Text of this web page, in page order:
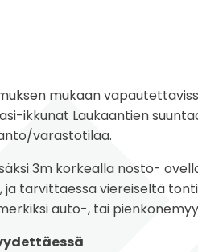
mukaan
ikkunat Laukaantien
varastotilaa.
3m korkealla nosto-
ja tarvittaessa viereiseltä
auto-, tai